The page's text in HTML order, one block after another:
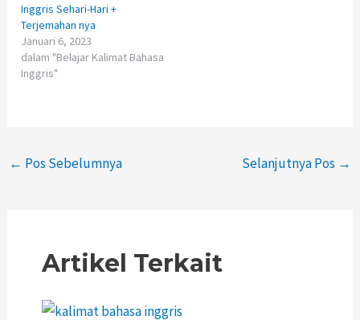
Inggris Sehari-Hari +
Terjemahan nya
Januari 6, 2023
dalam "Belajar Kalimat Bahasa
Inggris"
← Pos Sebelumnya Selanjutnya Pos →
Artikel Terkait